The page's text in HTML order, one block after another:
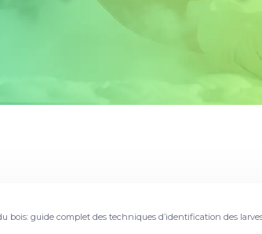
bois: guide complet des techniques d’identification des